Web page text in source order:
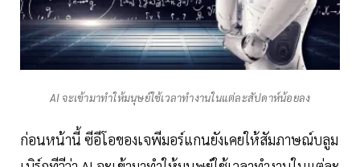
AI จะเข้ามาทำให้มนุษย์ใช้เวลาทำงานในแต่ละสัปดาห์น้อยลง
ก่อนหน้านี้ ซีอีโอของเจพีมอร์แกนยังเคยให้สัมภาษณ์บลูม